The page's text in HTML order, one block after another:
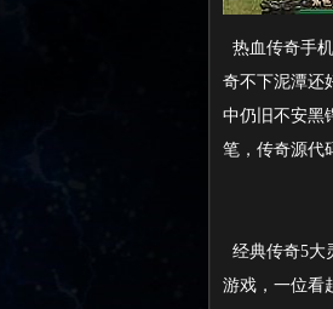
热血传奇手
奇不下泥潭还
中仍旧不安黑
笔，传奇源代
经典传奇5大
游戏，一位看